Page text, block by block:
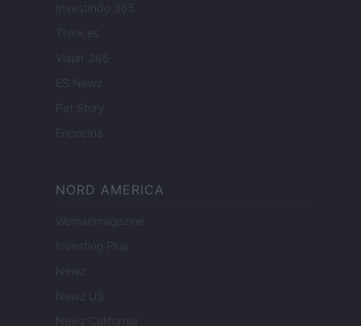
Investindo 365
Think.es
Viajar 365
ES Newz
Pet Story
Encocina
NORD AMERICA
Womanmagazine
Investing Plus
Newz
Newz US
Newz California